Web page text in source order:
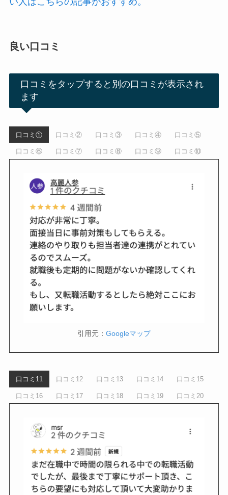
良い口コミ
口コミをタップすると別の口コミが表示され
ます
口コミ① 口コミ② 口コミ③ 口コミ④ 口コミ⑤
口コミ⑥ 口コミ⑦ 口コミ⑧ 口コミ⑨ 口コミ⑩
引用元： Googleマップ
口コミ11 口コミ12 口コミ13 口コミ14 口コミ15
口コミ16 口コミ17 口コミ18 口コミ19 口コミ20